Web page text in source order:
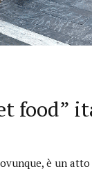
food”
è un